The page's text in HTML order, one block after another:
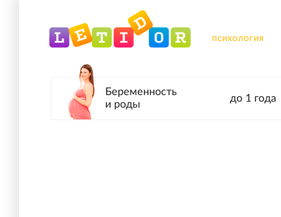
ПСИХОЛОГИЯ
Беременность
и роды
до 1 года